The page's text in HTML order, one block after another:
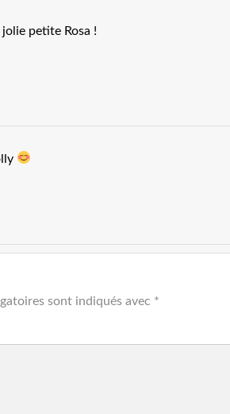
petite Rosa !
sont indiqués avec *